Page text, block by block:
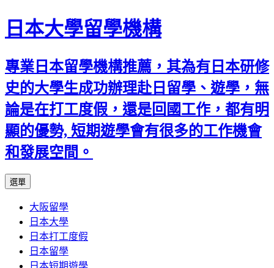
日本大學留學機構
專業日本留學機構推薦，其為有日本研修
史的大學生成功辦理赴日留學、遊學，無
論是在打工度假，還是回國工作，都有明
顯的優勢, 短期遊學會有很多的工作機會
和發展空間。
選單
內
容
大阪留學
日本大學
日本打工度假
日本留學
日本短期遊學